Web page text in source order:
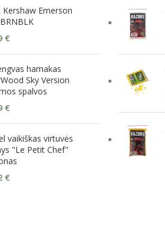
Kershaw Emerson
€
hamakas
Sky Version
spalvos
€
vaikiškas virtuvės
"Le Petit Chef"
€